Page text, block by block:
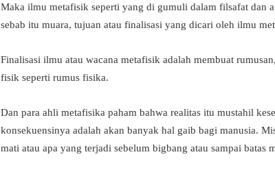
Maka ilmu metafisik seperti yang di gumuli dalam filsafat
sebab itu muara, tujuan atau finalisasi yang dicari oleh ilmu
Finalisasi ilmu atau wacana metafisik adalah membuat
fisik seperti rumus fisika.
Dan para ahli metafisika paham bahwa realitas itu mustahil
konsekuensinya adalah akan banyak hal gaib bagi manusia.
mati atau apa yang terjadi sebelum bigbang atau sampai batas